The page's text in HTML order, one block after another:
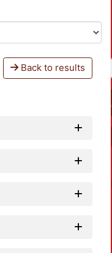
Back to results